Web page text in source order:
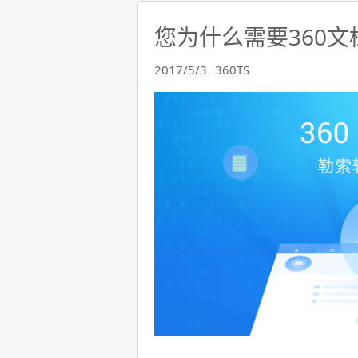
您为什么需要360文
2017/5/3 360TS